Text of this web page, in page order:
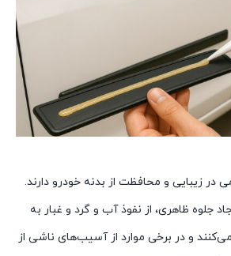
زیبایی و محافظت از بدنه خودرو دارند.
جلوه ظاهری، از نفوذ آب و گرد و غبار به
و در برخی موارد از آسیب‌های ناشی از